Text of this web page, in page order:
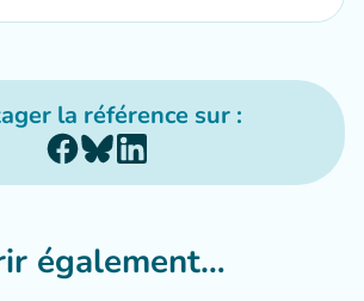
la référence sur :
également…